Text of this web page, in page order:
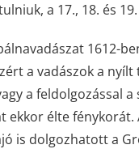
a 17., 18. és
1612-
a vadászok a
a feldolgozással
ekkor élte fénykorát.
is dolgozhatott a